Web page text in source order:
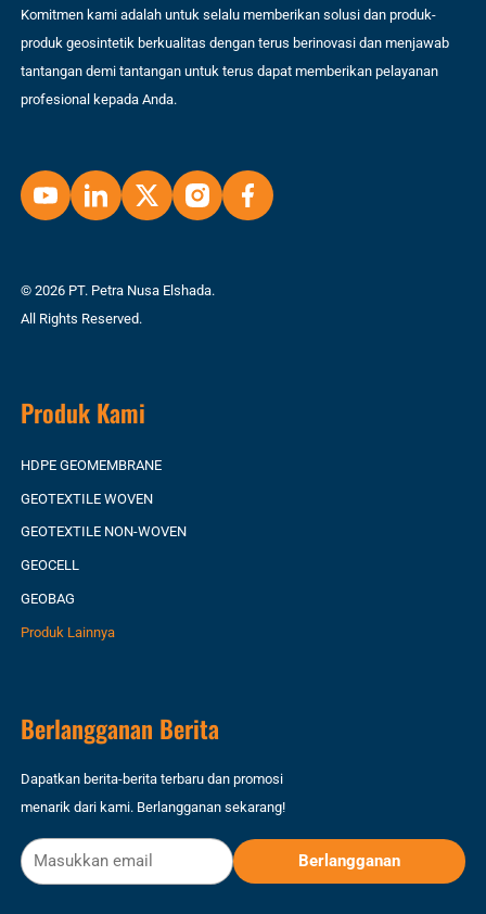
Komitmen kami adalah untuk selalu memberikan solusi dan produk-
produk geosintetik berkualitas dengan terus berinovasi dan menjawab
tantangan demi tantangan untuk terus dapat memberikan pelayanan
profesional kepada Anda.
© 2026 PT. Petra Nusa Elshada.
All Rights Reserved.
Produk Kami
HDPE GEOMEMBRANE
GEOTEXTILE WOVEN
GEOTEXTILE NON-WOVEN
GEOCELL
GEOBAG
Produk Lainnya
Berlangganan Berita
Dapatkan berita-berita terbaru dan promosi
menarik dari kami. Berlangganan sekarang!